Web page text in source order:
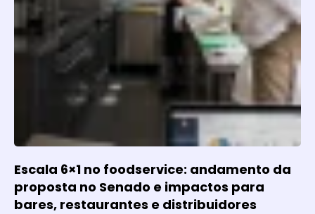
Escala 6×1 no foodservice: andamento da
proposta no Senado e impactos para
bares, restaurantes e distribuidores